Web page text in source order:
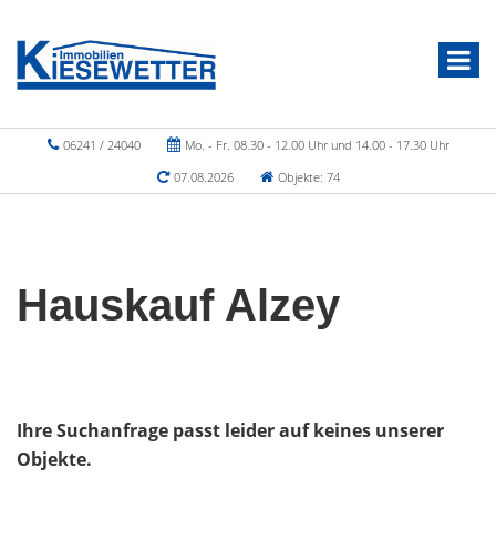
06241 / 24040
Mo. - Fr. 08.30 - 12.00 Uhr und 14.00 - 17.30 Uhr
07.08.2026
Objekte: 74
Hauskauf Alzey
Ihre Suchanfrage passt leider auf keines unserer
Objekte.